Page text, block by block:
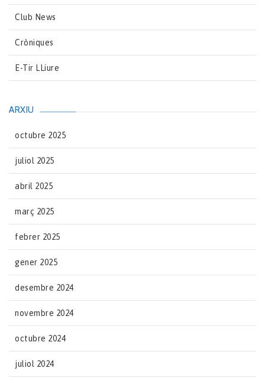
Club News
Cròniques
E-Tir LLiure
ARXIU
octubre 2025
juliol 2025
abril 2025
març 2025
febrer 2025
gener 2025
desembre 2024
novembre 2024
octubre 2024
juliol 2024